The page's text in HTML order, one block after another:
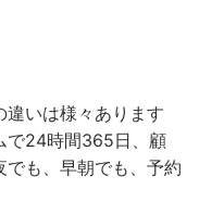
いは様々あります
で24時間365日、顧
も、早朝でも、予約